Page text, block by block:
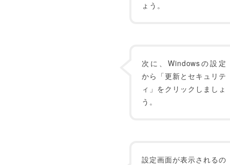
ょう。
次に、Windowsの設定
から「更新とセキュリテ
ィ」をクリックしましょ
う。
設定画面が表示されるの